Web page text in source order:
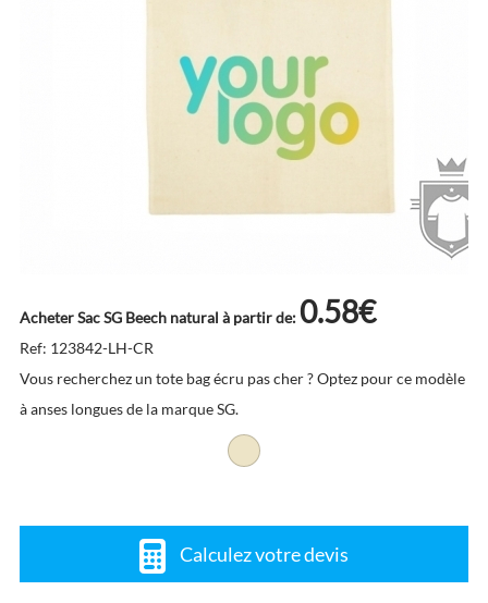
Acheter Sac SG Beech natural à partir de:0.58€
Ref: 123842-LH-CR
Vous recherchez un tote bag écru pas cher ? Optez pour ce modèle
à anses longues de la marque SG.
Calculez votre devis